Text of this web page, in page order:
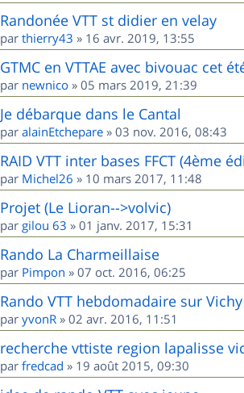
Randonée VTT st didier en velay
par thierry43 » 16 avr. 2019, 13:55
GTMC en VTTAE avec bivouac cet
par newnico » 05 mars 2019, 21:39
Je débarque dans le Cantal
par alainEtchepare » 03 nov. 2016, 08:43
RAID VTT inter bases FFCT (4ème
par Michel26 » 10 mars 2017, 11:48
Projet (Le Lioran-->volvic)
par gilou 63 » 01 janv. 2017, 15:31
Rando La Charmeillaise
par Pimpon » 07 oct. 2016, 06:25
Rando VTT hebdomadaire sur Vichy
par yvonR » 02 avr. 2016, 11:51
recherche vttiste region lapalisse
par fredcad » 19 août 2015, 09:30